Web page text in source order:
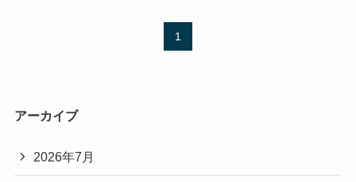
1
アーカイブ
2026年7月